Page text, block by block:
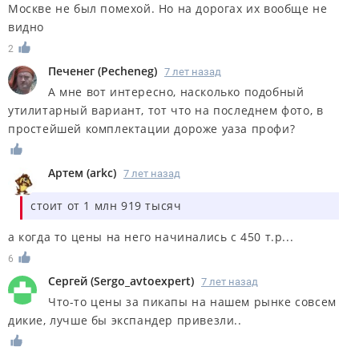
Москве не был помехой. Но на дорогах их вообще не
видно
2
Печенег (Pecheneg) 7 лет назад
А мне вот интересно, насколько подобный
утилитарный вариант, тот что на последнем фото, в
простейшей комплектации дороже уаза профи?
Артем (arkc) 7 лет назад
стоит от 1 млн 919 тысяч
а когда то цены на него начинались с 450 т.р...
6
Сергей (Sergo_avtoexpert) 7 лет назад
Что-то цены за пикапы на нашем рынке совсем
дикие, лучше бы экспандер привезли..